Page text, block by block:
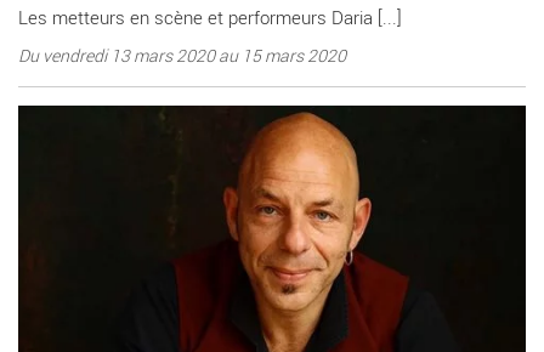
Les metteurs en scène et performeurs Daria [...]
Du vendredi 13 mars 2020 au 15 mars 2020
En savoir plus